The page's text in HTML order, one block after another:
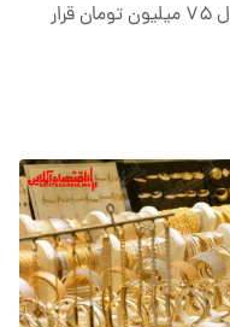
میلیون و ۵۰۰ هزار تومان و سکه در کانال ۷۵ میلیون تومان قرار